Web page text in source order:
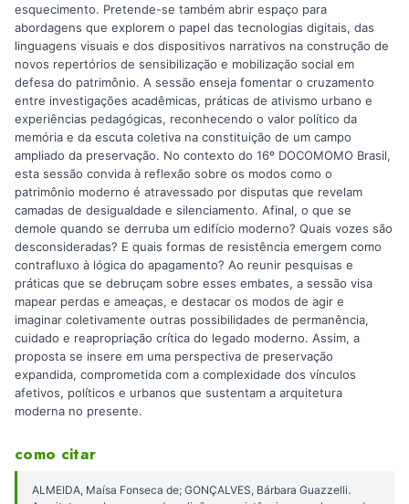
esquecimento. Pretende-se também abrir espaço para
abordagens que explorem o papel das tecnologias digitais, das
linguagens visuais e dos dispositivos narrativos na construção de
novos repertórios de sensibilização e mobilização social em
defesa do patrimônio. A sessão enseja fomentar o cruzamento
entre investigações acadêmicas, práticas de ativismo urbano e
experiências pedagógicas, reconhecendo o valor político da
memória e da escuta coletiva na constituição de um campo
ampliado da preservação. No contexto do 16º DOCOMOMO Brasil,
esta sessão convida à reflexão sobre os modos como o
patrimônio moderno é atravessado por disputas que revelam
camadas de desigualdade e silenciamento. Afinal, o que se
demole quando se derruba um edifício moderno? Quais vozes são
desconsideradas? E quais formas de resistência emergem como
contrafluxo à lógica do apagamento? Ao reunir pesquisas e
práticas que se debruçam sobre esses embates, a sessão visa
mapear perdas e ameaças, e destacar os modos de agir e
imaginar coletivamente outras possibilidades de permanência,
cuidado e reapropriação crítica do legado moderno. Assim, a
proposta se insere em uma perspectiva de preservação
expandida, comprometida com a complexidade dos vínculos
afetivos, políticos e urbanos que sustentam a arquitetura
moderna no presente.
como citar
ALMEIDA, Maísa Fonseca de; GONÇALVES, Bárbara Guazzelli.